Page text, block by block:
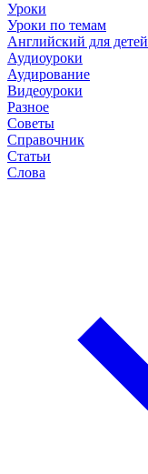
Уроки
Уроки по темам
Английский для детей
Аудиоуроки
Аудирование
Видеоуроки
Разное
Советы
Справочник
Статьи
Слова